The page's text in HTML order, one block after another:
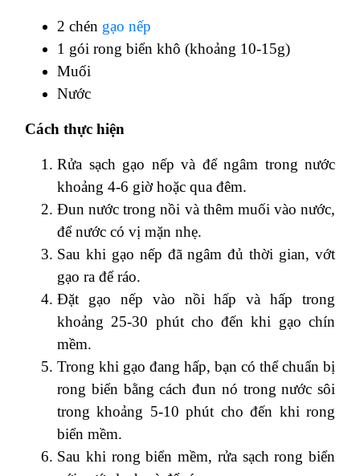
2 chén gạo nếp
1 gói rong biển khô (khoảng 10-15g)
Muối
Nước
Cách thực hiện
Rửa sạch gạo nếp và để ngâm trong nước
khoảng 4-6 giờ hoặc qua đêm.
Đun nước trong nồi và thêm muối vào nước,
để nước có vị mặn nhẹ.
Sau khi gạo nếp đã ngâm đủ thời gian, vớt
gạo ra để ráo.
Đặt gạo nếp vào nồi hấp và hấp trong
khoảng 25-30 phút cho đến khi gạo chín
mềm.
Trong khi gạo đang hấp, bạn có thể chuẩn bị
rong biển bằng cách đun nó trong nước sôi
trong khoảng 5-10 phút cho đến khi rong
biển mềm.
Sau khi rong biển mềm, rửa sạch rong biển